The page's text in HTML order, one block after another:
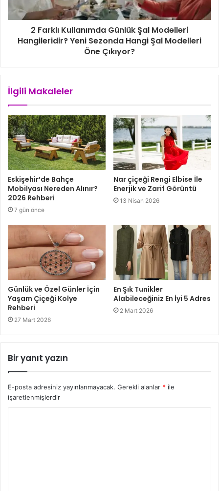
2 Farklı Kullanımda Günlük Şal Modelleri
Hangileridir? Yeni Sezonda Hangi Şal Modelleri
Öne Çıkıyor?
İlgili Makaleler
Eskişehir’de Bahçe
Mobilyası Nereden Alınır?
2026 Rehberi
7 gün önce
Nar çiçeği Rengi Elbise İle
Enerjik ve Zarif Görüntü
13 Nisan 2026
Günlük ve Özel Günler İçin
Yaşam Çiçeği Kolye
Rehberi
27 Mart 2026
En Şık Tunikler
Alabileceğiniz En İyi 5 Adres
2 Mart 2026
Bir yanıt yazın
E-posta adresiniz yayınlanmayacak. Gerekli alanlar * ile
işaretlenmişlerdir